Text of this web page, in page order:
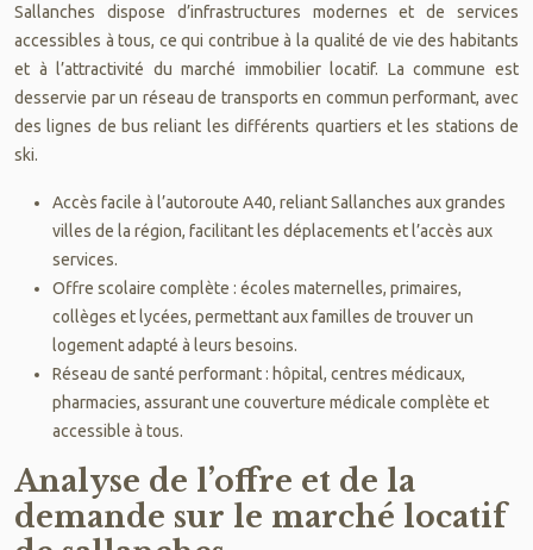
Sallanches dispose d’infrastructures modernes et de services
accessibles à tous, ce qui contribue à la qualité de vie des habitants
et à l’attractivité du marché immobilier locatif. La commune est
desservie par un réseau de transports en commun performant, avec
des lignes de bus reliant les différents quartiers et les stations de
ski.
Accès facile à l’autoroute A40, reliant Sallanches aux grandes
villes de la région, facilitant les déplacements et l’accès aux
services.
Offre scolaire complète : écoles maternelles, primaires,
collèges et lycées, permettant aux familles de trouver un
logement adapté à leurs besoins.
Réseau de santé performant : hôpital, centres médicaux,
pharmacies, assurant une couverture médicale complète et
accessible à tous.
Analyse de l’offre et de la
demande sur le marché locatif